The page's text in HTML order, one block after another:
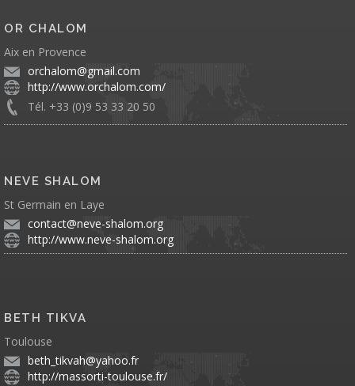
OR CHALOM
Aix en Provence
orchalom@gmail.com
http://www.orchalom.com/
Tél. +33 (0)9 53 33 20 50
NEVE SHALOM
St Germain en Laye
contact@neve-shalom.org
http://www.neve-shalom.org
BETH TIKVA
Toulouse
beth_tikvah@yahoo.fr
http://massorti-toulouse.fr/